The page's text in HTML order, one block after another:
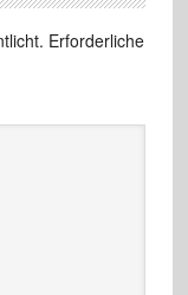
Erforderliche